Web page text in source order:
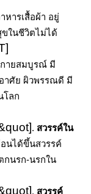
ารเสื้อผ้า อยู่
ในชีวิตไม่ได้
ายสมบูรณ์ มี
าศัย ผิวพรรณดี มี
โลก
. สวรรค์ใน
นได้ขึ้นสวรรค์
กนรก-นรกใน
. สวรรค์